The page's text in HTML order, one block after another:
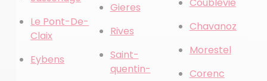
Le Pont-De-
Claix
Eybens
Gieres
Rives
Saint-
quentin-
Chavanoz
Morestel
Corenc